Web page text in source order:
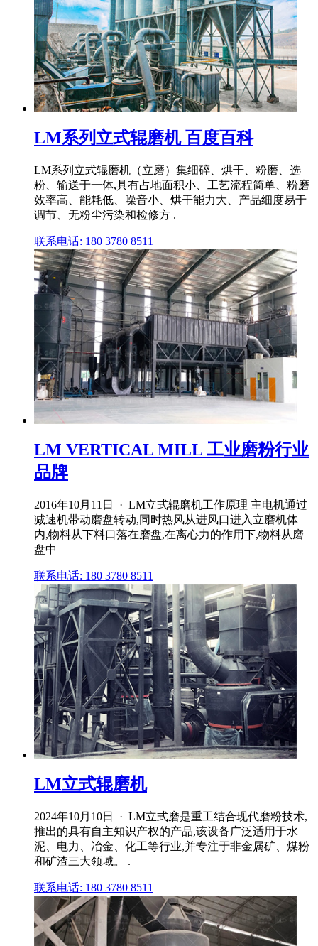
LM系列立式辊磨机 百度百科
LM系列立式辊磨机（立磨）集细碎、烘干、粉磨、选
粉、输送于一体,具有占地面积小、工艺流程简单、粉磨
效率高、能耗低、噪音小、烘干能力大、产品细度易于
调节、无粉尘污染和检修方 .
联系电话: 180 3780 8511
LM VERTICAL MILL 工业磨粉行业
品牌
2016年10月11日 · LM立式辊磨机工作原理 主电机通过
减速机带动磨盘转动,同时热风从进风口进入立磨机体
内,物料从下料口落在磨盘,在离心力的作用下,物料从磨
盘中
联系电话: 180 3780 8511
LM立式辊磨机
2024年10月10日 · LM立式磨是重工结合现代磨粉技术,
推出的具有自主知识产权的产品,该设备广泛适用于水
泥、电力、冶金、化工等行业,并专注于非金属矿、煤粉
和矿渣三大领域。 .
联系电话: 180 3780 8511